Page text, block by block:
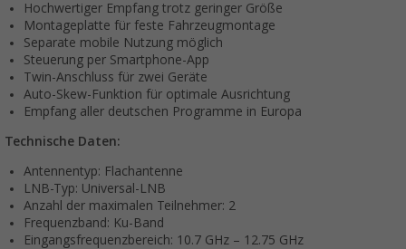
Hochwertiger Empfang trotz geringer Größe
Montageplatte für feste Fahrzeugmontage
Separate mobile Nutzung möglich
Steuerung per Smartphone-App
Twin-Anschluss für zwei Geräte
Auto-Skew-Funktion für optimale Ausrichtung
Empfang aller deutschen Programme in Europa
Technische Daten:
Antennentyp: Flachantenne
LNB-Typ: Universal-LNB
Anzahl der maximalen Teilnehmer: 2
Frequenzband: Ku-Band
Eingangsfrequenzbereich: 10.7 GHz – 12.75 GHz